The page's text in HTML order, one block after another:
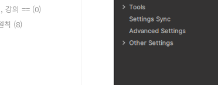
강의 == (0)
칙 (8)